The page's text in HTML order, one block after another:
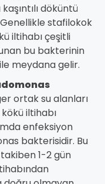
döküntü
stafilokok
iltihabı çeşitli
bu bakterinin
meydana gelir.
ortak su alanları
kökü iltihabı
enfeksiyon
bakterisidir. Bu
1-2 gün